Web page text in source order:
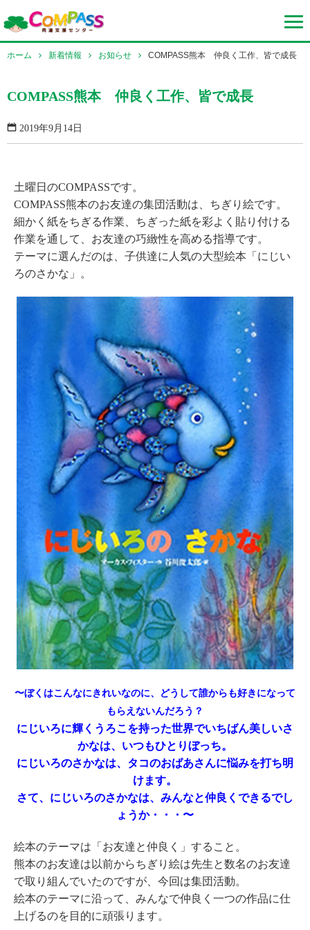
ホーム 新着情報 お知らせ COMPASS熊本 仲良く工作、皆で成長
COMPASS熊本 仲良く工作、皆で成長
2019年9月14日
土曜日のCOMPASSです。
COMPASS熊本のお友達の集団活動は、ちぎり絵です。
細かく紙をちぎる作業、ちぎった紙を彩よく貼り付ける
作業を通して、お友達の巧緻性を高める指導です。
テーマに選んだのは、子供達に人気の大型絵本「にじい
ろのさかな」。
〜ぼくはこんなにきれいなのに、どうして誰からも好きになって
もらえないんだろう？
にじいろに輝くうろこを持った世界でいちばん美しいさ
かなは、いつもひとりぼっち。
にじいろのさかなは、タコのおばあさんに悩みを打ち明
けます。
さて、にじいろのさかなは、みんなと仲良くできるでし
ょうか・・・〜
絵本のテーマは「お友達と仲良く」すること。
熊本のお友達は以前からちぎり絵は先生と数名のお友達
で取り組んでいたのですが、今回は集団活動。
絵本のテーマに沿って、みんなで仲良く一つの作品に仕
上げるのを目的に頑張ります。